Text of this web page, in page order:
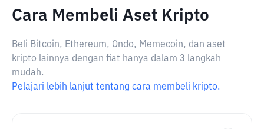
Cara Membeli Aset Kripto
Beli Bitcoin, Ethereum, Ondo, Memecoin, dan aset
kripto lainnya dengan fiat hanya dalam 3 langkah
mudah.
Pelajari lebih lanjut tentang cara membeli kripto.